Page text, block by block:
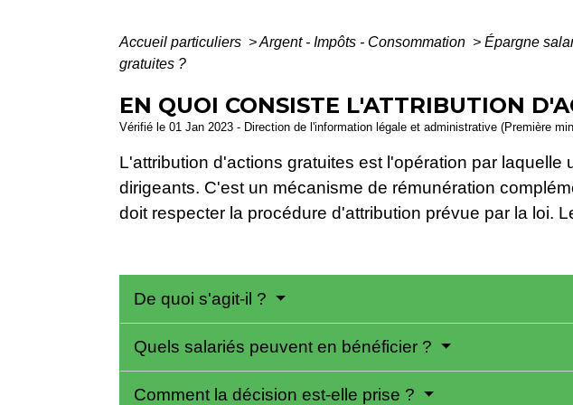
Accueil particuliers >Argent - Impôts - Consommation > Épargne
gratuites ?
EN QUOI CONSISTE L'ATTRIBUTION
Vérifié le 01 Jan 2023 - Direction de l'information légale et administrative (Première
L'attribution d'actions gratuites est l'opération par
dirigeants. C'est un mécanisme de rémunération
doit respecter la procédure d'attribution prévue par la loi.
De quoi s'agit-il ?
Quels salariés peuvent en bénéficier ?
Comment la décision est-elle prise ?